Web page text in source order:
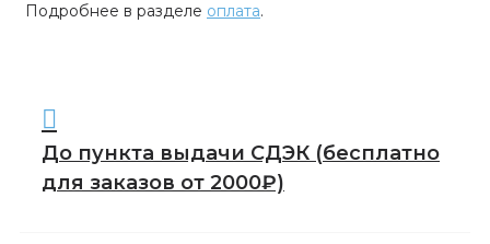
Подробнее в разделе оплата.
До пункта выдачи СДЭК (бесплатно
для заказов от 2000₽)